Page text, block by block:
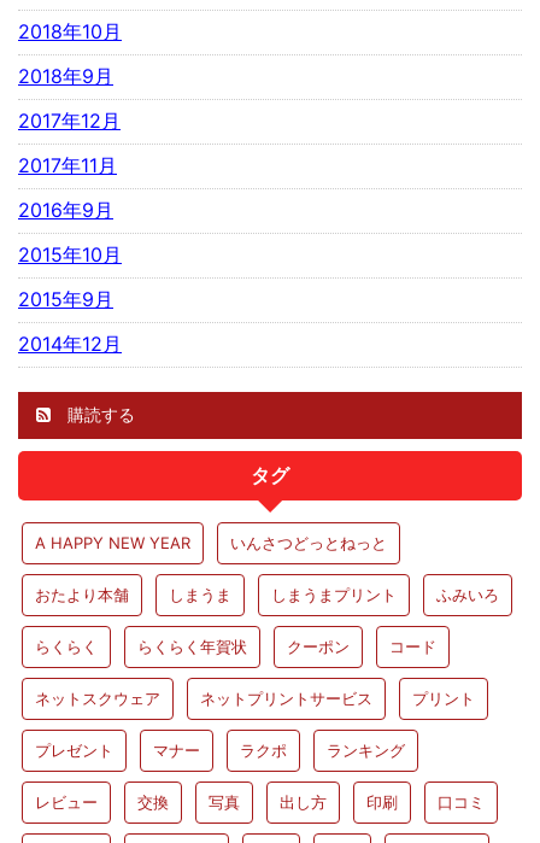
2018年10月
2018年9月
2017年12月
2017年11月
2016年9月
2015年10月
2015年9月
2014年12月
購読する
タグ
A HAPPY NEW YEAR いんさつどっとねっと
おたより本舗 しまうま しまうまプリント ふみいろ
らくらく らくらく年賀状 クーポン コード
ネットスクウェア ネットプリントサービス プリント
プレゼント マナー ラクポ ランキング
レビュー 交換 写真 出し方 印刷 口コミ